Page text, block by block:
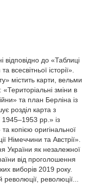
відповідно до «Таблиці
всесвітньої історії».
містить карти, вельми
«Територіальні зміни в
та план Берліна із
розділ карта з
1945–1953 рр.» із
копією оригінальної
Німеччини та Австрії».
України як незалежної
від проголошення
виборів 2019 року.
революції...